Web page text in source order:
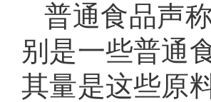
普通食品声
别是一些普通
其量是这些原